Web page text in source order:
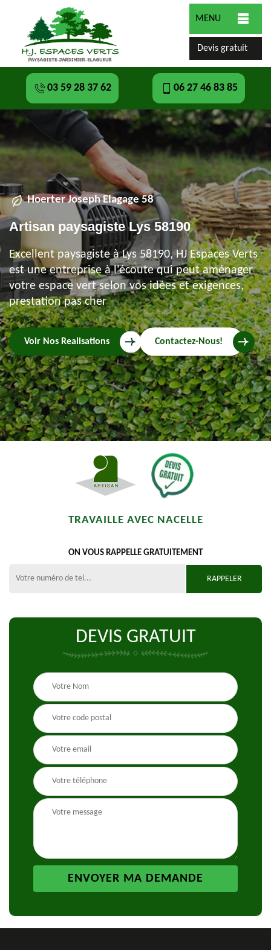
MENU
Devis gratuit
03 59 28 37 62 06 27 46 83 85
Hoerter Joseph Elagage 58
Artisan paysagiste Lys 58190
Excellent paysagiste à Lys 58190, HJ Espaces Verts
est une entreprise à l'écoute qui peut aménager
votre espace vert selon vos idées et exigences,
prestation pas cher
Voir Nos Realisations Contactez-Nous!
TRAVAILLE AVEC NACELLE
ON VOUS RAPPELLE GRATUITEMENT
DEVIS GRATUIT